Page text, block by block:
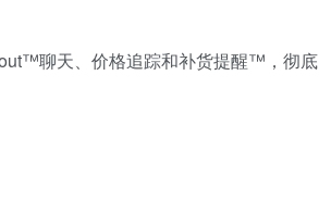
聊天、价格追踪和补货提醒™，彻底